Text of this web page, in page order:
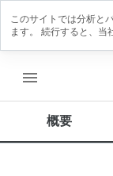
menu
概要
ーを
このサイトでは分析と
ます。 続行すると、当